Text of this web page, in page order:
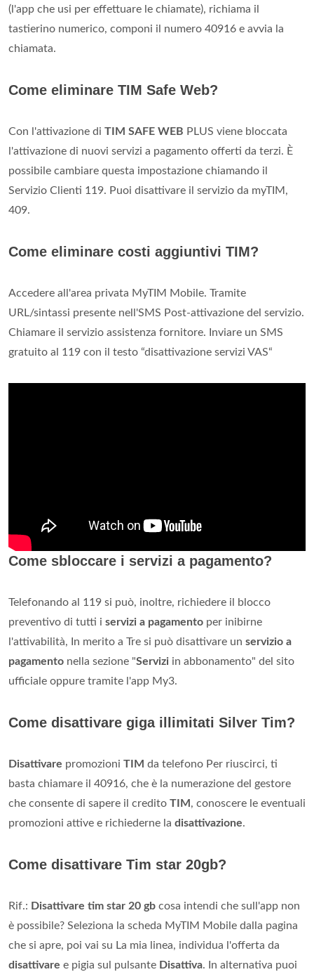
(l'app che usi per effettuare le chiamate), richiama il
tastierino numerico, componi il numero 40916 e avvia la
chiamata.
Come eliminare TIM Safe Web?
Con l'attivazione di TIM SAFE WEB PLUS viene bloccata
l'attivazione di nuovi servizi a pagamento offerti da terzi. È
possibile cambiare questa impostazione chiamando il
Servizio Clienti 119. Puoi disattivare il servizio da myTIM,
409.
Come eliminare costi aggiuntivi TIM?
Accedere all'area privata MyTIM Mobile. Tramite
URL/sintassi presente nell'SMS Post-attivazione del servizio.
Chiamare il servizio assistenza fornitore. Inviare un SMS
gratuito al 119 con il testo “disattivazione servizi VAS“
Come sbloccare i servizi a pagamento?
Telefonando al 119 si può, inoltre, richiedere il blocco
preventivo di tutti i servizi a pagamento per inibirne
l'attivabilità, In merito a Tre si può disattivare un servizio a
pagamento nella sezione "Servizi in abbonamento" del sito
ufficiale oppure tramite l'app My3.
Come disattivare giga illimitati Silver Tim?
Disattivare promozioni TIM da telefono Per riuscirci, ti
basta chiamare il 40916, che è la numerazione del gestore
che consente di sapere il credito TIM , conoscere le eventuali
promozioni attive e richiederne la disattivazione.
Come disattivare Tim star 20gb?
Rif.: Disattivare tim star 20 gb cosa intendi che sull'app non
è possibile? Seleziona la scheda MyTIM Mobile dalla pagina
che si apre, poi vai su La mia linea, individua l'offerta da
disattivare e pigia sul pulsante Disattiva. In alternativa puoi